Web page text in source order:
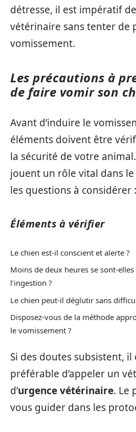
détresse, il est impératif
vétérinaire sans tenter de
vomissement.
Les précautions à
de faire vomir son
Avant d’induire le
éléments doivent être
la sécurité de votre
jouent un rôle vital dans le
les questions à considérer :
Éléments à vérifier
Le chien est-il conscient et alerte ?
Moins de deux heures se sont-
l’ingestion ?
Le chien peut-il déglutir sans
Disposez-vous de la méthode
le vomissement ?
Si des doutes subsistent,
préférable d’appeler un
d’urgence vétérinaire. Le
vous guider dans les